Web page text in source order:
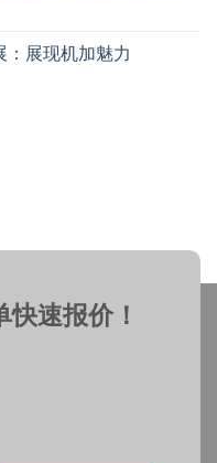
展现机加魅力
速报价！